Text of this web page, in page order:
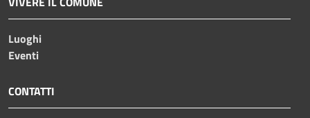
Luoghi
Eventi
CONTATTI